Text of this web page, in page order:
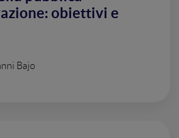
obiettivi e
Bajo